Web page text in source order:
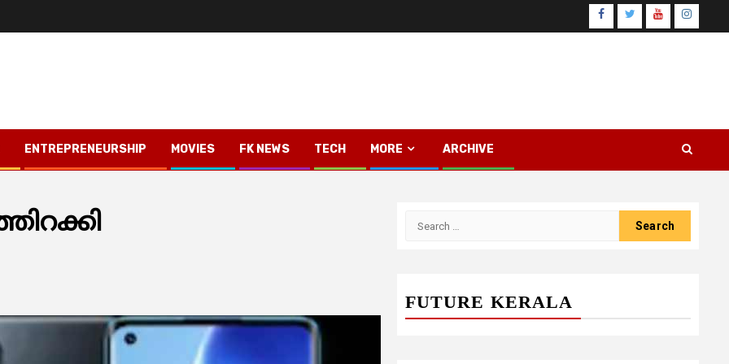
Facebook
TwitterYoutube
ENTREPRENEURSHIP MOVIES FK NEWS TECH MORE ARCHIVE
FUTURE KERALA